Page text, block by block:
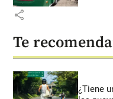
share
Te
¿Tiene